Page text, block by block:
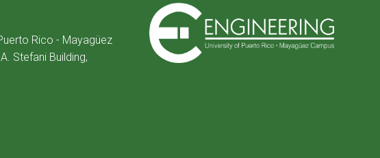
Rico - Mayagüez
Stefani Building,